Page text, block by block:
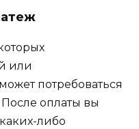
или
потребоваться
оплаты вы
либо